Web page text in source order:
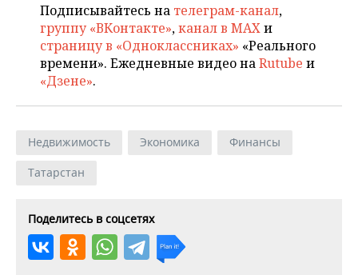
Подписывайтесь на телеграм-канал,
группу «ВКонтакте»,канал в MAXи
страницу в «Одноклассниках» «Реального
времени». Ежедневные видео наRutube и
«Дзене».
Недвижимость Экономика
Финансы
Татарстан
Поделитесь в соцсетях